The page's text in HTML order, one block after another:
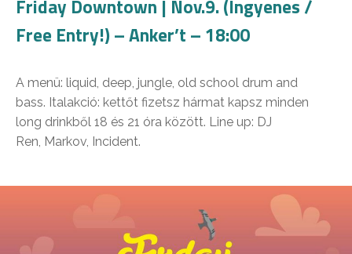
Friday Downtown | Nov.9. (Ingyenes /
Free Entry!) – Anker’t – 18:00
A menü: liquid, deep, jungle, old school drum and
bass. Italakció: kettőt fizetsz hármat kapsz minden
long drinkből 18 és 21 óra között. Line up: DJ
Ren, Markov, Incident.